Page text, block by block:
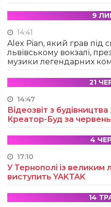
9
14:41
Alex Pian, який грав під
львівському вокзалі,
музики легендарних
21
14:47
Відеозвіт з
Креатор-Буд за
4
17:10
У Тернополі із великим
виступить YAKTAK
14